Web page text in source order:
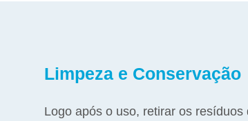
Limpeza e Conservação
Logo após o uso, retirar os